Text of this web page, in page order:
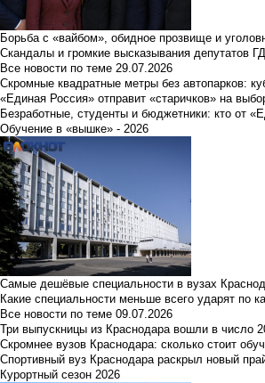
Борьба с «вайбом», обидное прозвище и
Скандалы и громкие высказывания депутатов
Все новости по теме 29.07.2026
Скромные квадратные метры без автопарков:
«Единая Россия» отправит «старичков» на
Безработные, студенты и бюджетники: кто от
Обучение в «вышке» - 2026
Самые дешёвые специальности в вузах
Какие специальности меньше всего ударят по
Все новости по теме 09.07.2026
Три выпускницы из Краснодара вошли в число
Скромнее вузов Краснодара: сколько стоит
Спортивный вуз Краснодара раскрыл новый
Курортный сезон 2026